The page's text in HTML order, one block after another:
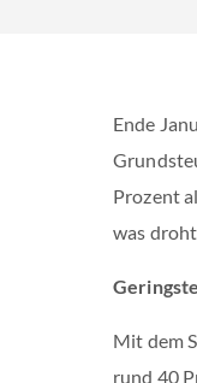
Ende
Prozent
was
Mit dem
rund 40